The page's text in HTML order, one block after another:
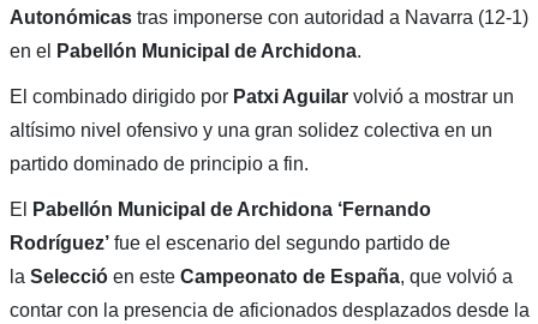
Autonómicastras imponerse con autoridad a Navarra (12-1)
en el
Pabellón Municipal de Archidona.
El combinado dirigido por Patxi Aguilarvolvió a mostrar un
altísimo nivel ofensivo y una gran solidez colectiva en un
partido dominado de principio a fin.
El
Pabellón Municipal de Archidona ‘Fernando
Rodríguez’fue el escenario del segundo partido de
la Seleccióen este Campeonato de España, que volvió a
contar con la presencia de aficionados desplazados desde la